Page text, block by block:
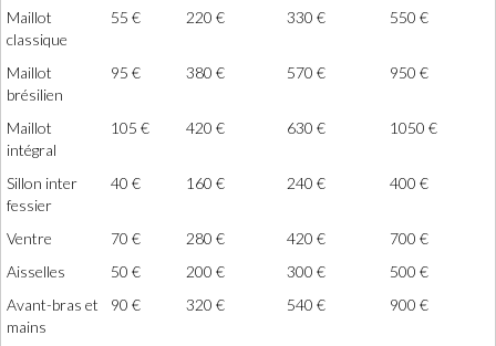
Maillot
classique
55 € 220 € 330 € 550 €
Maillot
brésilien
95 € 380 € 570 € 950 €
Maillot
intégral
105 € 420 € 630 € 1050 €
Sillon inter
fessier
40 € 160 € 240 € 400 €
Ventre 70 € 280 € 420 €
700 €
Aisselles
50 € 200 € 300 €
500 €
Avant-bras et
mains
90 € 320 € 540 € 900 €